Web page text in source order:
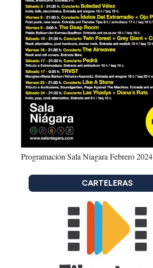
Programación Sala Niagara Febrero 2024
CARTELERAS